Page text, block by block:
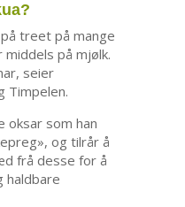
treet på mange
middels på mjølk.
seier
Timpelen.
oksar som han
og tilrår å
frå desse for å
haldbare